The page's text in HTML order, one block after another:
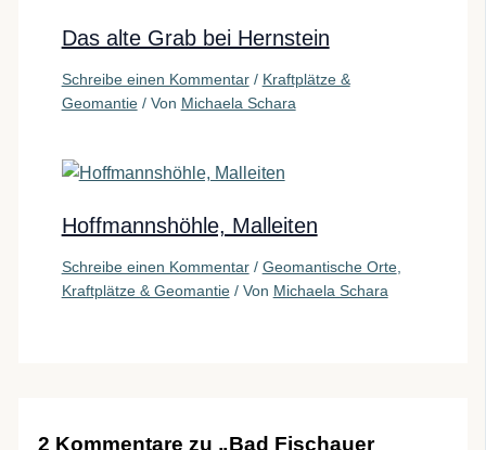
Das alte Grab bei Hernstein
Schreibe einen Kommentar / Kraftplätze &
Geomantie/ Von Michaela Schara
Hoffmannshöhle, Malleiten
Schreibe einen Kommentar / Geomantische Orte,
Kraftplätze & Geomantie/ Von Michaela Schara
2 Kommentare zu „Bad Fischauer